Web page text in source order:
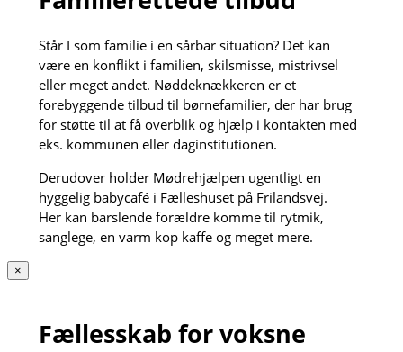
Står I som familie i en sårbar situation? Det kan
være en konflikt i familien, skilsmisse, mistrivsel
eller meget andet. Nøddeknækkeren er et
forebyggende tilbud til børnefamilier, der har brug
for støtte til at få overblik og hjælp i kontakten med
eks. kommunen eller daginstitutionen.
Derudover holder Mødrehjælpen ugentligt en
hyggelig babycafé i Fælleshuset på Frilandsvej.
Her kan barslende forældre komme til rytmik,
sanglege, en varm kop kaffe og meget mere.
×
Fællesskab for voksne